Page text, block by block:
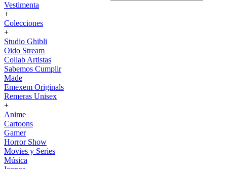
Vestimenta
+
Colecciones
+
Studio Ghibli
Oido Stream
Collab Artistas
Sabemos Cumplir
Made
Emexem Originals
Remeras Unisex
+
Anime
Cartoons
Gamer
Horror Show
Movies y Series
Música